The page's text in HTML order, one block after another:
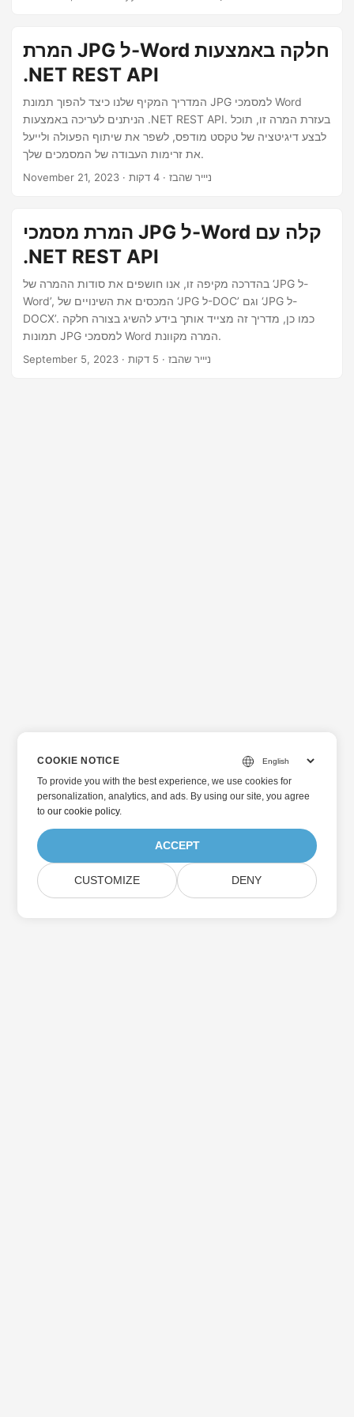
המרת JPG ל-Word חלקה באמצעות
.NET REST API
המדריך המקיף שלנו כיצד להפוך תמונת JPG למסמכי Word
הניתנים לעריכה באמצעות .NET REST API. בעזרת המרה זו, תוכל
לבצע דיגיטציה של טקסט מודפס, לשפר את שיתוף הפעולה ולייעל
את זרימות העבודה של המסמכים שלך.
November 21, 2023 · ניייר שהבז · 4 דקות
המרת מסמכי JPG ל-Word קלה עם
.NET REST API
בהדרכה מקיפה זו, אנו חושפים את סודות ההמרה של ‘JPG ל-
Word’, המכסים את השינויים של ‘JPG ל-DOC’ וגם ‘JPG ל-
DOCX’. כמו כן, מדריך זה מצייד אותך בידע להשיג בצורה חלקה
תמונות JPG למסמכי Word המרה מקוונת.
September 5, 2023 · ניייר שהבז · 5 דקות
COOKIE NOTICE
To provide you with the best experience, we use cookies for
personalization, analytics, and ads. By using our site, you agree
toour cookie policy.
ACCEPT
CUSTOMIZE DENY